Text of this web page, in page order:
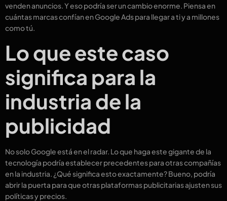
venden anuncios. Y eso podría ser un cambio enorme. Piensa en
cuántas marcas confían en Google Ads para llegar a ti y a millones
como tú.
Lo que este caso
significa para la
industria de la
publicidad
No solo Google está en el radar. Lo que haga este gigante de la
tecnología podría establecer precedentes para otras compañías
en la industria. ¿Qué significa esto exactamente? Bueno, podría
abrir la puerta para que otras plataformas publicitarias ajusten sus
políticas y precios.